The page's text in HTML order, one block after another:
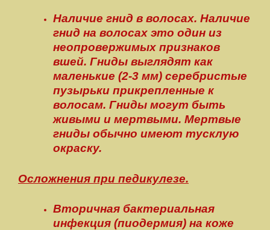
Наличие гнид в волосах. Наличие
гнид на волосах это один из
неопровержимых признаков
вшей. Гниды выглядят как
маленькие (2-3 мм) серебристые
пузырьки прикрепленные к
волосам. Гниды могут быть
живыми и мертвыми. Мертвые
гниды обычно имеют тусклую
окраску.
Осложнения при педикулезе.
Вторичная бактериальная
инфекция (пиодермия) на коже